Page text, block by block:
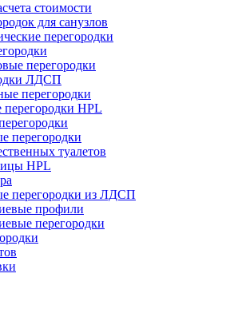
стоимости
для санузлов
перегородки
перегородки
ЛДСП
перегородки
HPL
перегородки
туалетов
HPL
перегородки из ЛДСП
профили
перегородки